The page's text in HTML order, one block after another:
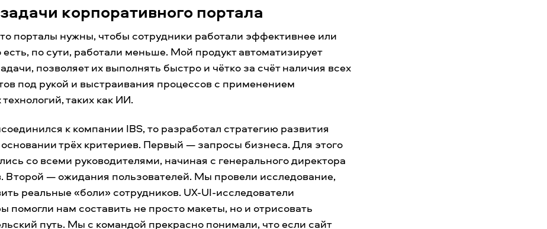
корпоративного портала
порталы нужны, чтобы сотрудники работали эффективнее или
есть, по сути, работали меньше. Мой продукт автоматизирует
позволяет их выполнять быстро и чётко за счёт наличия всех
под рукой и выстраивания процессов с применением
таких как ИИ.
к компании IBS, то разработал стратегию развития
трёх критериев. Первый — запросы бизнеса. Для этого
со всеми руководителями, начиная с генерального директора
Второй — ожидания пользователей. Мы провели исследование,
реальные «боли» сотрудников. UX-UI-исследователи
помогли нам составить не просто макеты, но и отрисовать
путь. Мы с командой прекрасно понимали, что если сайт